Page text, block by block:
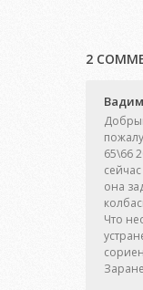
2
Вадим
65\66
она
Что